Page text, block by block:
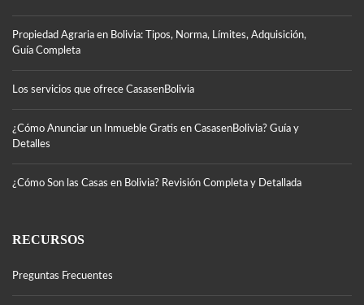
Propiedad Agraria en Bolivia: Tipos, Norma, Límites, Adquisición,
Guía Completa
Los servicios que ofrece CasasenBolivia
¿Cómo Anunciar un Inmueble Gratis en CasasenBolivia? Guía y
Detalles
¿Cómo Son las Casas en Bolivia? Revisión Completa y Detallada
RECURSOS
Preguntas Frecuentes